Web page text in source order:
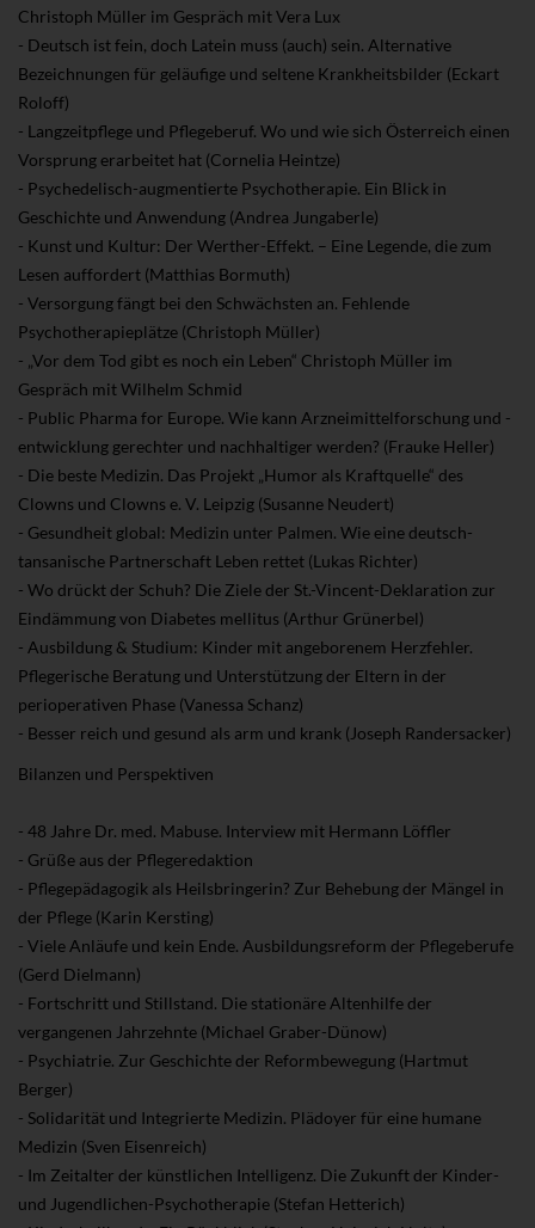
Christoph Müller im Gespräch mit Vera Lux
- Deutsch ist fein, doch Latein muss (auch) sein. Alternative
Bezeichnungen für geläufige und seltene Krankheitsbilder (Eckart
Roloff)
- Langzeitpflege und Pflegeberuf. Wo und wie sich Österreich einen
Vorsprung erarbeitet hat (Cornelia Heintze)
- Psychedelisch-augmentierte Psychotherapie. Ein Blick in
Geschichte und Anwendung (Andrea Jungaberle)
- Kunst und Kultur: Der Werther-Effekt. – Eine Legende, die zum
Lesen auffordert (Matthias Bormuth)
- Versorgung fängt bei den Schwächsten an. Fehlende
Psychotherapieplätze (Christoph Müller)
- „Vor dem Tod gibt es noch ein Leben“ Christoph Müller im
Gespräch mit Wilhelm Schmid
- Public Pharma for Europe. Wie kann Arzneimittelforschung und -
entwicklung gerechter und nachhaltiger werden? (Frauke Heller)
- Die beste Medizin. Das Projekt „Humor als Kraftquelle“ des
Clowns und Clowns e. V. Leipzig (Susanne Neudert)
- Gesundheit global: Medizin unter Palmen. Wie eine deutsch-
tansanische Partnerschaft Leben rettet (Lukas Richter)
- Wo drückt der Schuh? Die Ziele der St.-Vincent-Deklaration zur
Eindämmung von Diabetes mellitus (Arthur Grünerbel)
- Ausbildung & Studium: Kinder mit angeborenem Herzfehler.
Pflegerische Beratung und Unterstützung der Eltern in der
perioperativen Phase (Vanessa Schanz)
- Besser reich und gesund als arm und krank (Joseph Randersacker)
Bilanzen und Perspektiven
- 48 Jahre Dr. med. Mabuse. Interview mit Hermann Löffler
- Grüße aus der Pflegeredaktion
- Pflegepädagogik als Heilsbringerin? Zur Behebung der Mängel in
der Pflege (Karin Kersting)
- Viele Anläufe und kein Ende. Ausbildungsreform der Pflegeberufe
(Gerd Dielmann)
- Fortschritt und Stillstand. Die stationäre Altenhilfe der
vergangenen Jahrzehnte (Michael Graber-Dünow)
- Psychiatrie. Zur Geschichte der Reformbewegung (Hartmut
Berger)
- Solidarität und Integrierte Medizin. Plädoyer für eine humane
Medizin (Sven Eisenreich)
- Im Zeitalter der künstlichen Intelligenz. Die Zukunft der Kinder-
und Jugendlichen-Psychotherapie (Stefan Hetterich)